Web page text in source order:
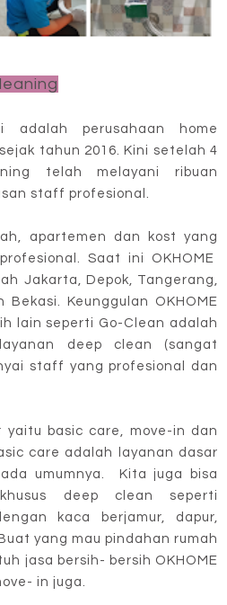
adalah perusahaan home
tahun 2016. Kini setelah 4
telah melayani ribuan
staff profesional.
apartemen dan kost yang
Saat ini OKHOME
Jakarta, Depok, Tangerang,
Keunggulan OKHOME
lain seperti Go-Clean adalah
layanan deep clean (sangat
staff yang profesional dan
basic care, move-in dan
care adalah layanan dasar
umumnya. Kita juga bisa
deep clean seperti
kaca berjamur, dapur,
yang mau pindahan rumah
jasa bersih- bersih OKHOME
in juga.